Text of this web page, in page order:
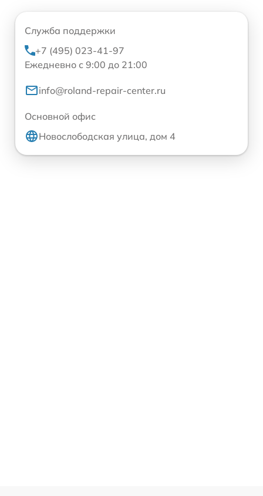
Служба поддержки
+7 (495) 023-41-97
Ежедневно с 9:00 до 21:00
info@roland-repair-center.ru
Основной офис
Новослободская улица, дом 4